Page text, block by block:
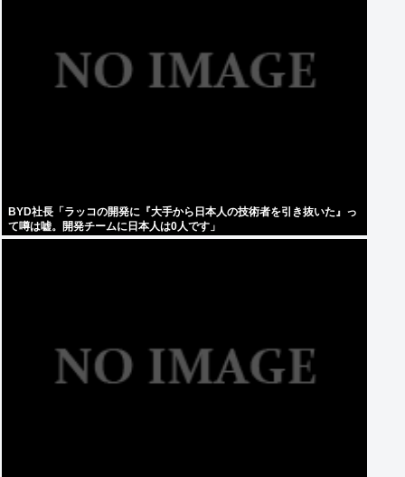
BYD社長「ラッコの開発に『大手から日本人の技術者を引き抜いた』っ
て噂は嘘。開発チームに日本人は0人です」